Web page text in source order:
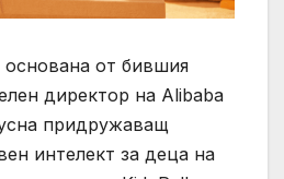
основана от бившия
директор на Alibaba
придружаващ
интелект за деца на